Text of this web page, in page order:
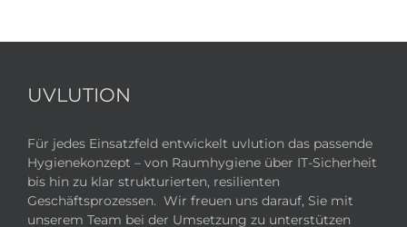
UVLUTION
Für jedes Einsatzfeld entwickelt uvlution das passende
Hygienekonzept – von Raumhygiene über IT-Sicherheit
bis hin zu klar strukturierten, resilienten
Geschäftsprozessen. Wir freuen uns darauf, Sie mit
unserem Team bei der Umsetzung zu unterstützen